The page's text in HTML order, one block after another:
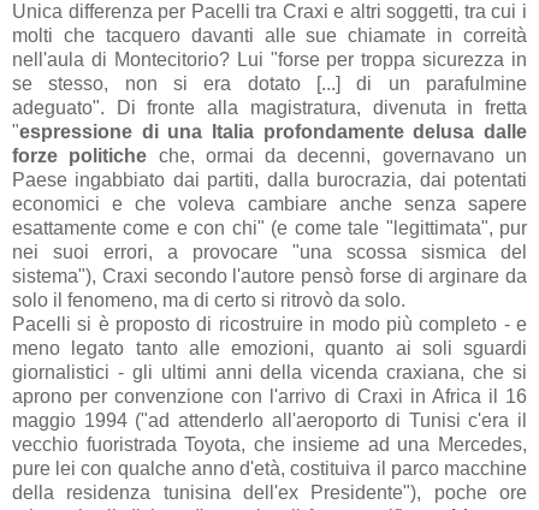
Unica differenza per Pacellitra Craxi e altri soggetti, tra cui i
molti che tacquero davanti alle sue chiamate in correità
nell'aula di Montecitorio? Lui "forse per troppa sicurezza in
se stesso, non si era dotato [...] di un parafulmine
adeguato".
Di fronte alla magistratura, divenuta in fretta
"espressione di una Italia profondamente delusa dalle
forze politiche che, ormai da decenni, governavano un
Paese ingabbiato dai partiti, dalla burocrazia, dai potentati
economici e che voleva cambiare anche senza sapere
esattamente come e con chi" (e come tale "legittimata", pur
nei suoi errori, a provocare "una scossa sismica del
sistema"), Craxi secondo l'autore pensò forse di arginare da
solo il fenomeno, ma di certo si ritrovò da solo.
Pacelli si è proposto di ricostruire in modo più completo - e
meno legato tanto alle emozioni, quanto ai soli sguardi
giornalistici - gli ultimi anni della vicenda craxiana, che si
aprono perconvenzione con l'arrivo di Craxi in Africa il 16
maggio 1994 ("ad attenderlo all'aeroporto di Tunisi c'era il
vecchio fuoristrada Toyota, che insieme ad una Mercedes,
pure lei con qualche anno d'età, costituiva il parco macchine
della residenza tunisina dell'ex Presidente"), poche ore